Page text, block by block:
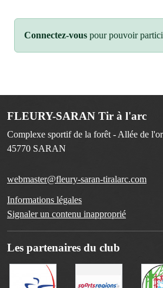
Connectez-vous pour pouvoir
FLEURY-SARAN Tir à l'arc
Complexe sportif de la forêt - Allée de
45770 SARAN
webmaster@fleury-saran-tiralarc.com
Informations légales
Signaler un contenu inapproprié
Les partenaires du club